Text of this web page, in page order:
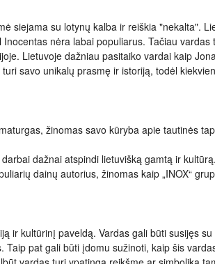
siejama su lotynų kalba ir reiškia "nekalta".
nėra labai populiarus. Tačiau vardas
Lietuvoje dažniau pasitaiko vardai kaip
savo unikalų prasmę ir istoriją, todėl
žinomas savo kūryba apie tautinės
dažnai atspindi lietuvišką gamtą ir kultūrą.
dainų autorius, žinomas kaip „INOX“
ir kultūrinį paveldą. Vardas gali būti susijęs su
pat gali būti įdomu sužinoti, kaip šis